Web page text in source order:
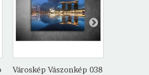
Városkép Vászonkép 038